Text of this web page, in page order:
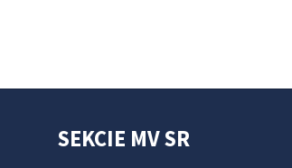
SEKCIE MV SR